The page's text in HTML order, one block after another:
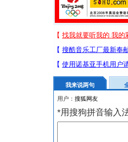
我来说两句
用户：
*用搜狗拼音输入